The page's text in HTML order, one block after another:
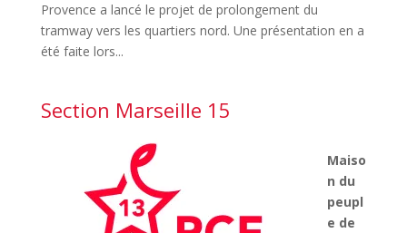
Provence a lancé le projet de prolongement du
tramway vers les quartiers nord. Une présentation en a
été faite lors...
Section Marseille 15
Maiso
n du
peupl
e de